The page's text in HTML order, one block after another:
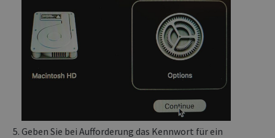
Geben Sie bei Aufforderung das Kennwort für ein